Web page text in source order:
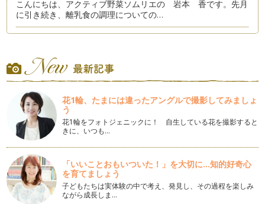
こんにちは、アクティブ野菜ソムリエの 岩本 香です。先月
に引き続き、離乳食の調理についての…
す。 今月も、前回に引き続…
簡単！離乳食の考え方
こんにちは、アクティブ野菜ソムリエの岩本 香です。 今回
のテーマは、「離乳食」に…
子どもも好きになる！スムージーを始めよう！
皆さん こんにちは。アクティブ野菜ソムリエの岩本 香で
す。 季節も7月、夏に向かっ…
好き嫌いと偏食
こんにちは、アクティブ野菜ソムリエの岩本 香です。 今年
の5月は、ずいぶん早く夏日…
花1輪、たまには違ったアングルで撮影してみましょ
う
花1輪をフォトジェニックに！ 自生している花を撮影すると
きに、いつも…
「いいことおもいついた！」を大切に...知的好奇心
を育てましょう
子どもたちは実体験の中で考え、発見し、その過程を楽しみ
ながら成長しま…